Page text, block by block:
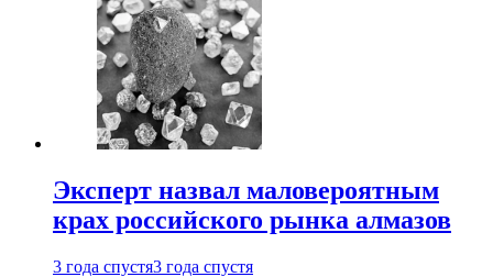
Эксперт назвал маловероятным
крах российского рынка алмазов
3 года спустя3 года спустя